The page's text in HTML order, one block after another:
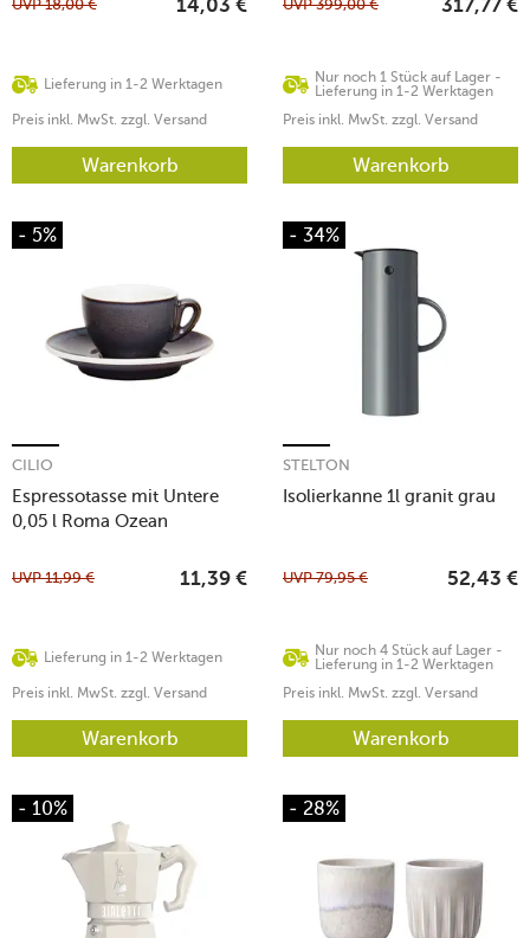
Lieferung in 1-2 Werktagen
UVP18,00 € 14,03 €
Preis inkl. MwSt. zzgl. Versand
Warenkorb
Nur noch 1 Stück auf Lager -
Lieferung in 1-2 Werktagen
UVP399,00 € 317,77 €
Preis inkl. MwSt. zzgl. Versand
Warenkorb
- 5%
Espressotasse mit Untere
0,05 l Roma Ozean
CILIO
Lieferung in 1-2 Werktagen
UVP11,99 € 11,39 €
Preis inkl. MwSt. zzgl. Versand
Warenkorb
- 34%
Isolierkanne 1l granit grau
STELTON
Nur noch 4 Stück auf Lager -
Lieferung in 1-2 Werktagen
UVP79,95 € 52,43 €
Preis inkl. MwSt. zzgl. Versand
Warenkorb
- 10% - 28%